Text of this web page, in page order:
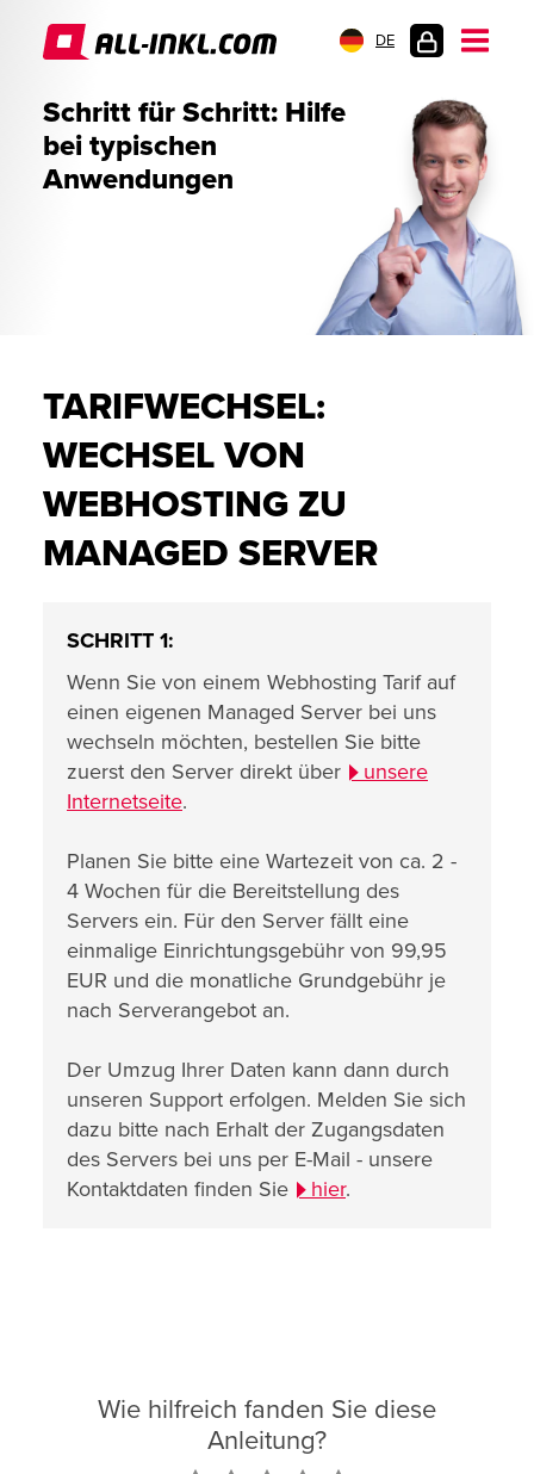
DE
Schritt für Schritt: Hilfe
bei typischen
Anwendungen
TARIFWECHSEL:
WECHSEL VON
WEBHOSTING ZU
MANAGED SERVER
SCHRITT 1:
Wenn Sie von einem Webhosting Tarif auf
einen eigenen Managed Server bei uns
wechseln möchten, bestellen Sie bitte
zuerst den Server direkt über
unsere
Internetseite.
Planen Sie bitte eine Wartezeit von ca. 2 -
4 Wochen für die Bereitstellung des
Servers ein. Für den Server fällt eine
einmalige Einrichtungsgebühr von 99,95
EUR und die monatliche Grundgebühr je
nach Serverangebot an.
Der Umzug Ihrer Daten kann dann durch
unseren Support erfolgen. Melden Sie sich
dazu bitte nach Erhalt der Zugangsdaten
des Servers bei uns per E-Mail - unsere
Kontaktdaten finden Sie
hier.
Wie hilfreich fanden Sie diese
Anleitung?